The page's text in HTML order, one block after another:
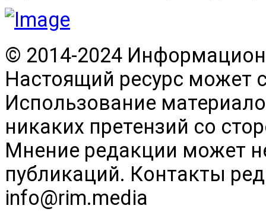
© 2014-2024
Настоящий ресурс может
Использование
никаких претензий со
Мнение редакции может
публикаций. Контакты
info@rim.media